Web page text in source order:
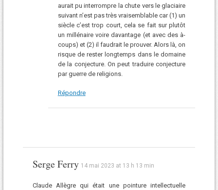
aurait pu interrompre la chute vers le glaciaire
suivant n’est pas très vraisemblable car (1) un
siècle c’est trop court, cela se fait sur plutôt
un millénaire voire davantage (et avec des à-
coups) et (2) il faudrait le prouver. Alors là, on
risque de rester longtemps dans le domaine
de la conjecture. On peut traduire conjecture
par guerre de religions.
Répondre
Serge Ferry 14 mai 2023 at 13 h 13 min
Claude Allègre qui était une pointure intellectuelle